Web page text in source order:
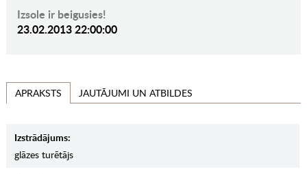
Izsole ir beigusies!
23.02.2013 22:00:00
APRAKSTS JAUTĀJUMI UN ATBILDES
Izstrādājums:
glāzes turētājs